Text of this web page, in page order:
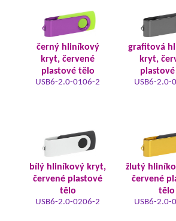
černý hliníkový
kryt, červené
plastové tělo
USB6-2.0-0106-2
grafitová
kryt,
USB6-2.0-
bílý hliníkový kryt,
červené plastové
tělo
USB6-2.0-0206-2
žlutý
červené
tělo
USB6-2.0-